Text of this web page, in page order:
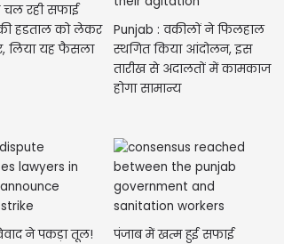
चल रही सफाई
हडताल को लेकर
लिया यह फैसला
Punjab : वकीलों ने फिलहाल
स्थगित किया आंदोलन, इस
तारीख से अदालतों में कामकाज
होगा सामान्य
ने पकड़ा तूल!
पंजाब में खत्म हुई सफाई